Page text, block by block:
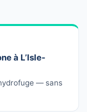
à L’Isle-
— sans